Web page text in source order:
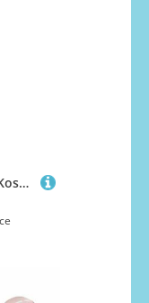
Anime JJK Cosplay Mahito Kostüm Aoi Todo Cosplay Outfits Anzüge Halloween Karneval Komplettes Set JJK Kleidung Merch